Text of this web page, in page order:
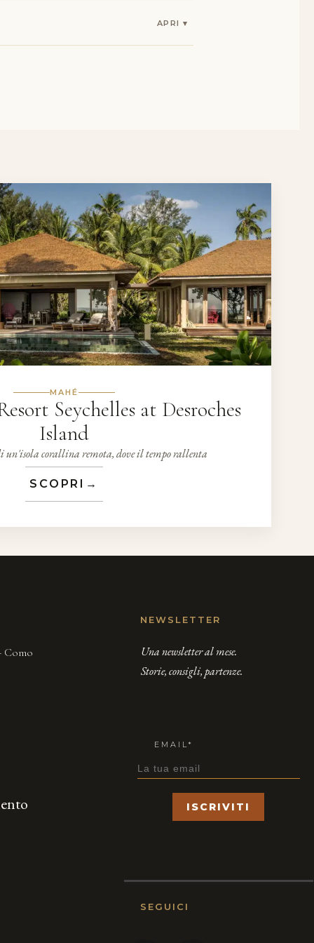
MAHÉ
Seychelles at Desroches
Island
un'isola corallina remota, dove il tempo rallenta
SCOPRI →
Como
NEWSLETTER
Una newsletter al mese.
Storie, consigli, partenze.
EMAIL*
ISCRIVITI
SEGUICI